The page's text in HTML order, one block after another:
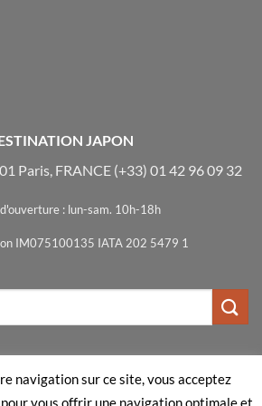
JAPON
Paris, FRANCE (+33) 01 42 96 09 32
: lun-sam. 10h-18h
IM075100135 IATA 202 5479 1
MasterCard
Bank
navigation sur ce site, vous acceptez
vous offrir une navigation optimale et